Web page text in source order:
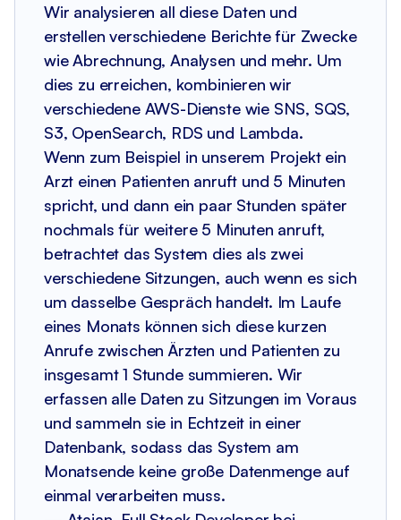
Wir analysieren all diese Daten und
erstellen verschiedene Berichte für Zwecke
wie Abrechnung, Analysen und mehr. Um
dies zu erreichen, kombinieren wir
verschiedene AWS-Dienste wie SNS, SQS,
S3, OpenSearch, RDS und Lambda.
Wenn zum Beispiel in unserem Projekt ein
Arzt einen Patienten anruft und 5 Minuten
spricht, und dann ein paar Stunden später
nochmals für weitere 5 Minuten anruft,
betrachtet das System dies als zwei
verschiedene Sitzungen, auch wenn es sich
um dasselbe Gespräch handelt. Im Laufe
eines Monats können sich diese kurzen
Anrufe zwischen Ärzten und Patienten zu
insgesamt 1 Stunde summieren. Wir
erfassen alle Daten zu Sitzungen im Voraus
und sammeln sie in Echtzeit in einer
Datenbank, sodass das System am
Monatsende keine große Datenmenge auf
einmal verarbeiten muss.